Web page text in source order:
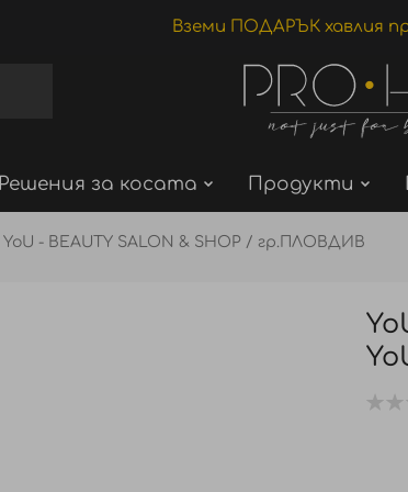
Вземи ПОДАРЪК хавлия
Решения за косата Продукти
YoU - BEAUTY SALON & SHOP / гр.ПЛОВДИВ